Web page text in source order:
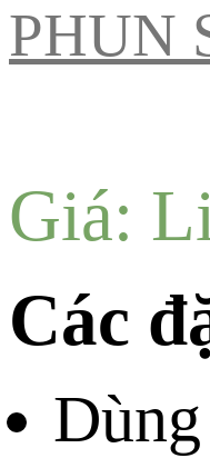
PHUN
Giá:
Các